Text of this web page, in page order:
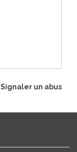
Signaler un abus